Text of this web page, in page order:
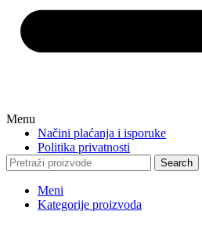
Menu
Načini plaćanja i isporuke
Politika privatnosti
Search
Meni
Kategorije proizvoda